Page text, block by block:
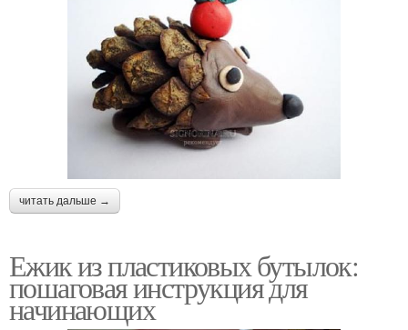
читать дальше →
Ежик из пластиковых бутылок:
пошаговая инструкция для
начинающих